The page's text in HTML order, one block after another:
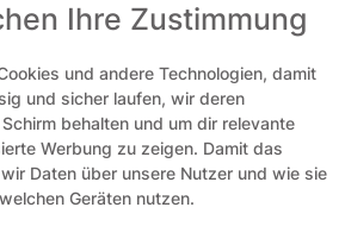
An Sonn- und Feiertagen kann
kommen.
Ihre Zustimmung
und andere Technologien, damit
und sicher laufen, wir deren
behalten und um dir relevante
Werbung zu zeigen. Damit das
Daten über unsere Nutzer und wie sie
Geräten nutzen.